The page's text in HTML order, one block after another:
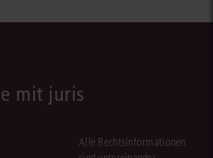
mit juris
Alle Rechtsinformationen